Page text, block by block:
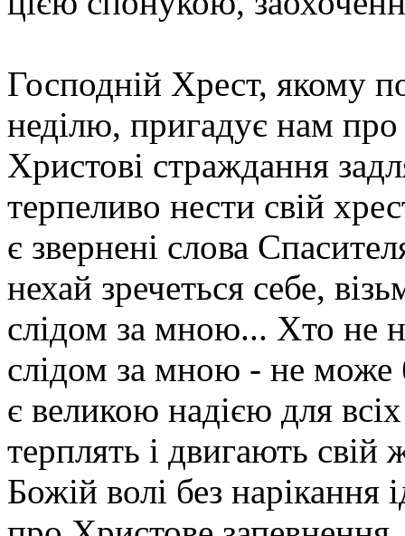
Господній Хрест, якому
неділю, пригадує нам
Христові страждання
терпеливо нести свій
є звернені слова
нехай зречеться себе,
слідом за мною... Хто не
слідом за мною - не
є великою надією для
терплять і двигають
Божій волі без